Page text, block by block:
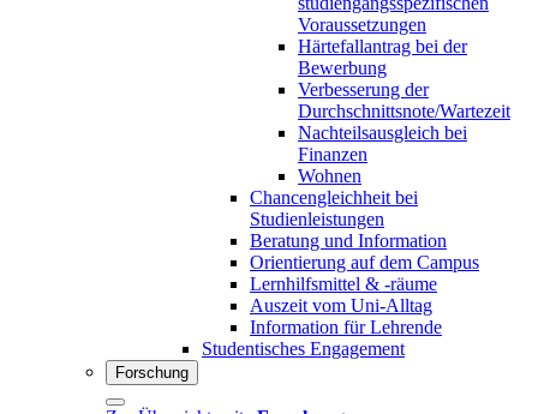
Voraussetzungen
Härtefallantrag bei der
Bewerbung
Verbesserung der
Durchschnittsnote/Wartezeit
Nachteilsausgleich bei
Finanzen
Wohnen
Chancengleichheit bei
Studienleistungen
Beratung und Information
Orientierung auf dem Campus
Lernhilfsmittel & -räume
Auszeit vom Uni-Alltag
Information für Lehrende
Studentisches Engagement
Forschung